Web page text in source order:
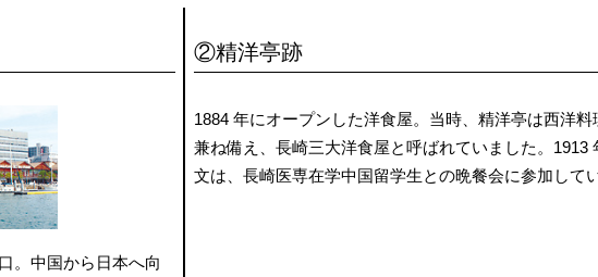
。中国から日本へ向
②精洋亭跡
1884 年にオープンした洋食屋。当時、精洋亭は西洋料
兼ね備え、長崎三大洋食屋と呼ばれていました。1913
文は、長崎医専在学中国留学生との晩餐会に参加してい